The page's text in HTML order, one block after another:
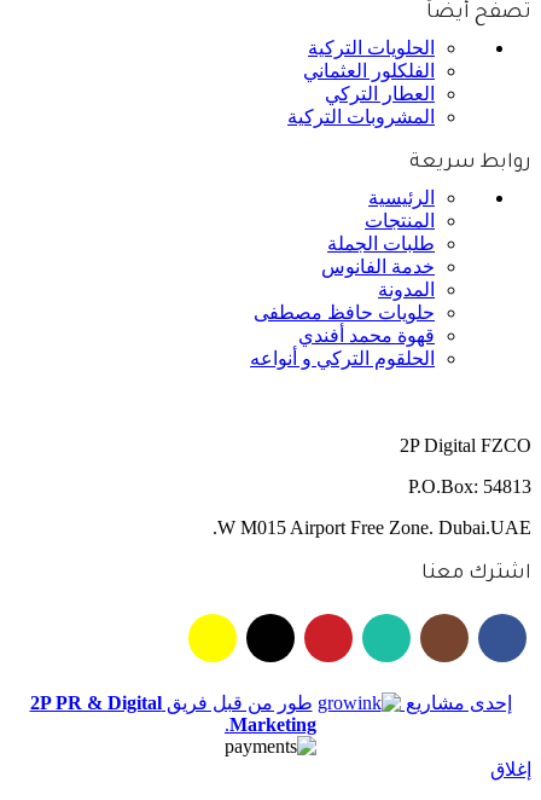
تصفّح أيضاً
الحلويات التركية
الفلكلور العثماني
العطار التركي
المشروبات التركية
روابط سريعة
الرئيسية
المنتجات
طلبات الجملة
خدمة الفانوس
المدونة
حلويات حافظ مصطفى
قهوة محمد أفندي
الحلقوم التركي و أنواعه
2P Digital FZCO
P.O.Box: 54813
W M015 Airport Free Zone. Dubai.UAE.
اشترك معنا
إحدى مشاريع طور من قبل فريق2P PR & Digital
Marketing
.
إغلاق